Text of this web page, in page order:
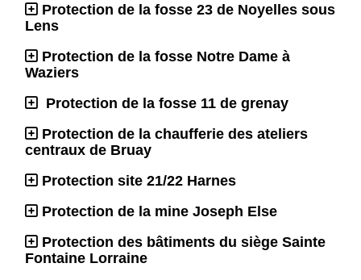
Protection de la fosse 23 de Noyelles sous
Lens
Protection de la fosse Notre Dame à
Waziers
Protection de la fosse 11 de grenay
Protection de la chaufferie des ateliers
centraux de Bruay
Protection site 21/22 Harnes
Protection de la mine Joseph Else
Protection des bâtiments du siège Sainte
Fontaine Lorraine